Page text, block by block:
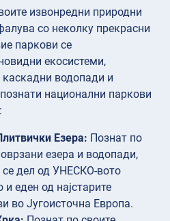
извонредни природни
со неколку прекрасни
паркови се
екосистеми,
каскадни водопади и
национални паркови
Езера: Познат по
езера и водопади,
се дел од УНЕСКО-вото
и еден од најстарите
во Југоисточна Европа.